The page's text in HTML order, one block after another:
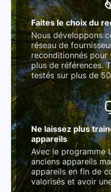
Faites le choix du
Nous développons
réseau de
reconditionnés
plus de références.
testés sur plus de
Ne laissez plus
appareils
Avec le programme
anciens appareils
appareils en fin de
valorisés et avoir